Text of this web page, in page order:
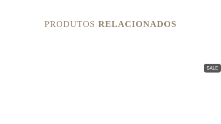
PRODUTOS RELACIONADOS
SALE